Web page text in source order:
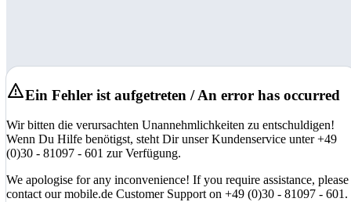
Ein Fehler ist aufgetreten / An error has occurred
Wir bitten die verursachten Unannehmlichkeiten zu entschuldigen!
Wenn Du Hilfe benötigst, steht Dir unser Kundenservice unter +49
(0)30 - 81097 - 601 zur Verfügung.
We apologise for any inconvenience! If you require assistance, please
contact our mobile.de Customer Support on +49 (0)30 - 81097 - 601.